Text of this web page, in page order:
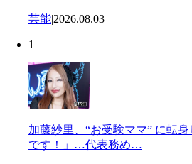
芸能|2026.08.03
1
加藤紗里、“お受験ママ” に転
です！」…代表務め…